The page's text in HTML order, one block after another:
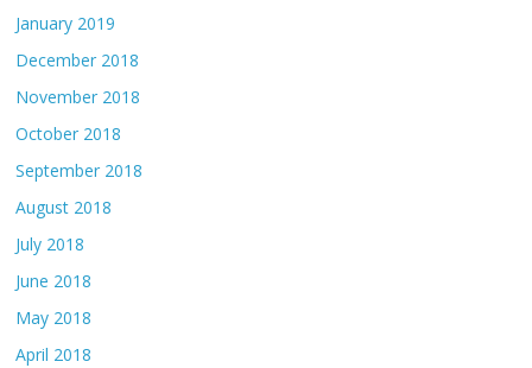
January 2019
December 2018
November 2018
October 2018
September 2018
August 2018
July 2018
June 2018
May 2018
April 2018